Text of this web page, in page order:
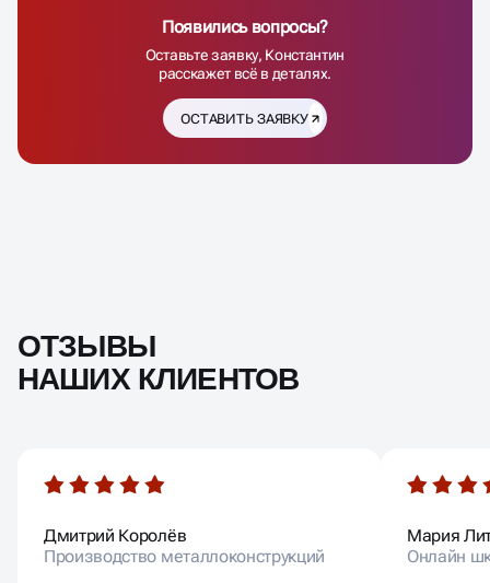
Появились вопросы?
Оставьте заявку, Константин
расскажет всё в деталях.
ОСТАВИТЬ ЗАЯВКУ
ОТЗЫВЫ
НАШИХ КЛИЕНТОВ
Дмитрий Королёв
Производство металлоконструкций
Мария
Онлайн